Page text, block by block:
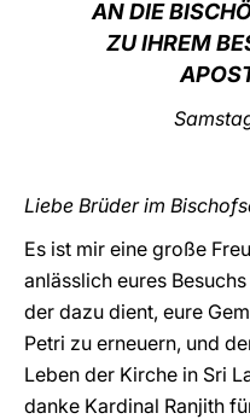
AN DIE
ZU IHREM
Liebe Brüder im
Es ist mir eine große
anlässlich eures
der dazu dient, eure
Petri zu erneuern, und
Leben der Kirche in Sri
danke Kardinal Ranjith